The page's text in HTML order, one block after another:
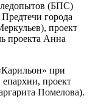
(БПС)
города
проект
проекта Анна
при
проект
Помелова).